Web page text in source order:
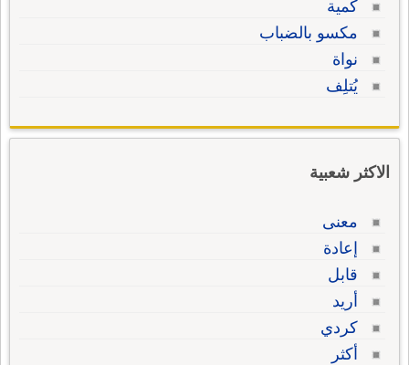
كمية
مكسو بالضباب
نواة
يُتلِف
الاكثر شعبية
معنى
إعادة
قابل
أريد
كردي
أكثر